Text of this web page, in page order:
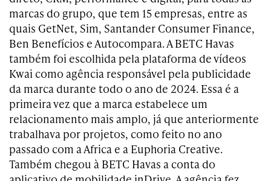
marcas do grupo, que tem 15 empresas, entre as
quais GetNet, Sim, Santander Consumer Finance,
Ben Benefícios e Autocompara. A BETC Havas
também foi escolhida pela plataforma de vídeos
Kwai como agência responsável pela publicidade
da marca durante todo o ano de 2024. Essa é a
primeira vez que a marca estabelece um
relacionamento mais amplo, já que anteriormente
trabalhava por projetos, como feito no ano
passado com a Africa e a Euphoria Creative.
Também chegou à BETC Havas a conta do